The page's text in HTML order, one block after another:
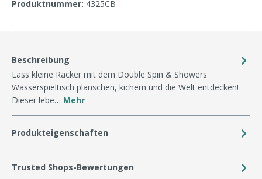
Produktnummer: 4325CB
Beschreibung
Lass kleine Racker mit dem Double Spin & Showers
Wasserspieltisch planschen, kichern und die Welt entdecken!
Dieser lebe… Mehr
Produkteigenschaften
Trusted Shops-Bewertungen